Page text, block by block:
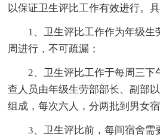
以保证卫生评比工作有效进行。
1、卫生评比工作作为年级生
周进行，不可疏漏；
2、卫生评比工作于每周三下
查人员由年级生劳部部长、副部
组成，每次六人，分两批到男女宿
3、卫生评比前，每间宿舍需